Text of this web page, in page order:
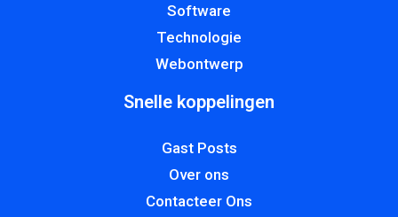
Software
Technologie
Webontwerp
Snelle koppelingen
Gast Posts
Over ons
Contacteer Ons